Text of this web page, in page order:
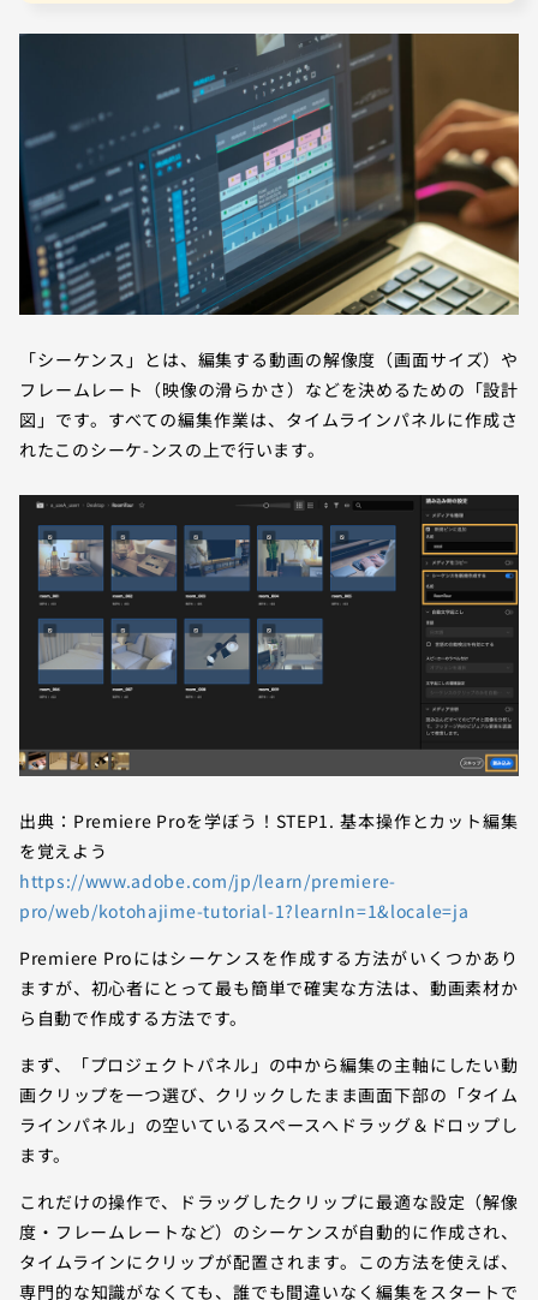
「シーケンス」とは、編集する動画の解像度（画面サイズ）や
フレームレート（映像の滑らかさ）などを決めるための「設計
図」です。すべての編集作業は、タイムラインパネルに作成さ
れたこのシーケ-ンスの上で行います。
出典：Premiere Proを学ぼう！STEP1. 基本操作とカット編集
を覚えよう
https://www.adobe.com/jp/learn/premiere-
pro/web/kotohajime-tutorial-1?learnIn=1&locale=ja
Premiere Proにはシーケンスを作成する方法がいくつかあり
ますが、初心者にとって最も簡単で確実な方法は、動画素材か
ら自動で作成する方法です。
まず、「プロジェクトパネル」の中から編集の主軸にしたい動
画クリップを一つ選び、クリックしたまま画面下部の「タイム
ラインパネル」の空いているスペースへドラッグ＆ドロップし
ます。
これだけの操作で、ドラッグしたクリップに最適な設定（解像
度・フレームレートなど）のシーケンスが自動的に作成され、
タイムラインにクリップが配置されます。この方法を使えば、
専門的な知識がなくても、誰でも間違いなく編集をスタートで